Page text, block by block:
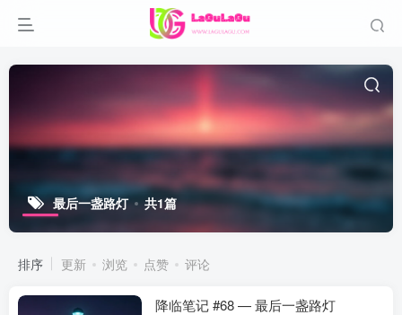
最后一盏路灯 共1篇
排序 更新 浏览 点赞 评论
降临笔记 #68 — 最后一盏路灯